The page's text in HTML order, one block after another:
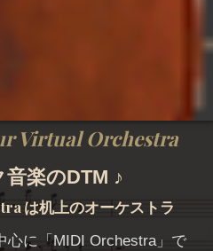
Virtual Orchestra
楽のDTM ♪
は机上のオーケストラ
心に「MIDI Orchestra」で